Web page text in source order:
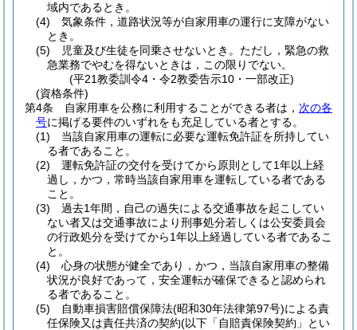
域内であるとき。
(4)
気象条件，道路状況等が自家用車の運行に支障がない
とき。
(5)
児童及び生徒を同乗させないとき。 ただし，緊急の救
急業務でやむを得ないときは，この限りでない。
(平21教委訓令4・令2教委告示10・一部改正)
(資格条件)
第4条
自家用車を公務に利用することができる者は， 次の各
号に掲げる要件のいずれをも充足している者とする。
(1)
当該自家用車の運転に必要な運転免許証を所持してい
る者であること。
(2)
運転免許証の交付を受けてから原則として1年以上経
過し，かつ，常時当該自家用車を運転している者である
こと。
(3)
過去1年間，自己の過失による交通事故を起こしてい
ない者又は交通事故により刑事処分若しくは公安委員会
の行政処分を受けてから1年以上経過している者であるこ
と。
(4)
心身の状態が健全であり，かつ，当該自家用車の整備
状況が良好であって，安全運転が確保できると認められ
る者であること。
(5)
自動車損害賠償保障法(昭和30年法律第97号)による責
任保険又は責任共済の契約(以下「自賠責保険契約」とい